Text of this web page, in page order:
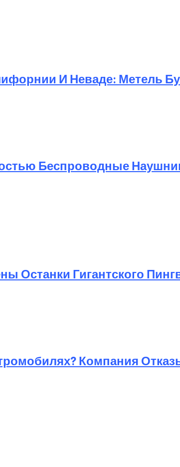
И Неваде: Метель
Беспроводные
Останки Гигантского
Компания